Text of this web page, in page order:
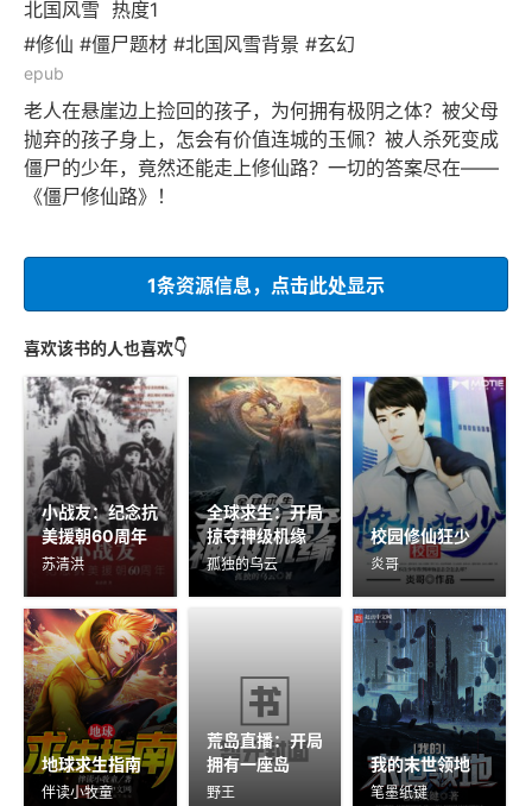
北国风雪 热度1
#修仙 #僵尸题材 #北国风雪背景 #玄幻
epub
老人在悬崖边上捡回的孩子，为何拥有极阴之体？被父母
抛弃的孩子身上，怎会有价值连城的玉佩？被人杀死变成
僵尸的少年，竟然还能走上修仙路？一切的答案尽在——
《僵尸修仙路》！
1条资源信息，点击此处显示
喜欢该书的人也喜欢👇
小战友：纪念抗
美援朝60周年
苏清洪
全球求生：开局
掠夺神级机缘
孤独的乌云
校园修仙狂少
炎哥
地球求生指南
伴读小牧童
荒岛直播：开局
拥有一座岛
野王
我的末世领地
笔墨纸键